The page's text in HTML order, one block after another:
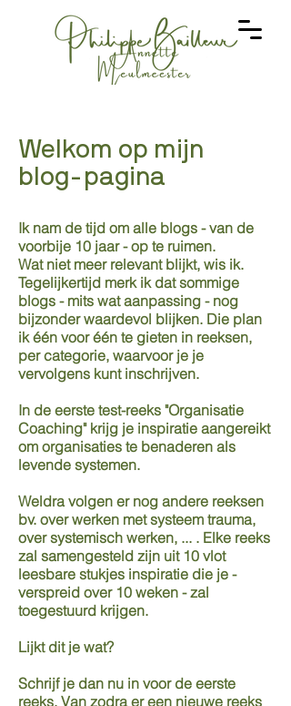
Welkom op mijn
blog-pagina
Ik nam de tijd om alle blogs - van de
voorbije 10 jaar - op te ruimen.
Wat niet meer relevant blijkt, wis ik.
Tegelijkertijd merk ik dat sommige
blogs - mits wat aanpassing - nog
bijzonder waardevol blijken. Die plan
ik één voor één te gieten in reeksen,
per categorie, waarvoor je je
vervolgens kunt inschrijven.
In de eerste test-reeks "Organisatie
Coaching" krijg je inspiratie aangereikt
om organisaties te benaderen als
levende systemen.
Weldra volgen er nog andere reeksen
bv. over werken met systeem trauma,
over systemisch werken, ... . Elke reeks
zal samengesteld zijn uit 10 vlot
leesbare stukjes inspiratie die je -
verspreid over 10 weken - zal
toegestuurd krijgen.
Lijkt dit je wat?
Schrijf je dan nu in voor de eerste
reeks. Van zodra er een nieuwe reeks